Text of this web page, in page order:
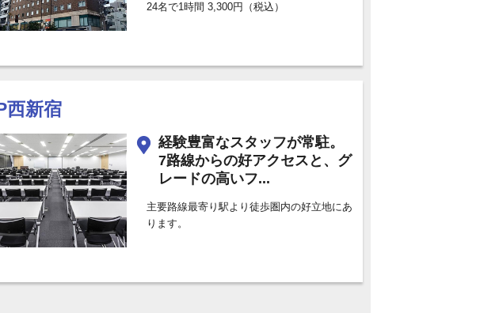
24名で1時間 3,300円（税込）
西新宿
経験豊富なスタッフが常駐。
7路線からの好アクセスと、グ
レードの高いフ...
主要路線最寄り駅より徒歩圏内の好立地にあ
ります。